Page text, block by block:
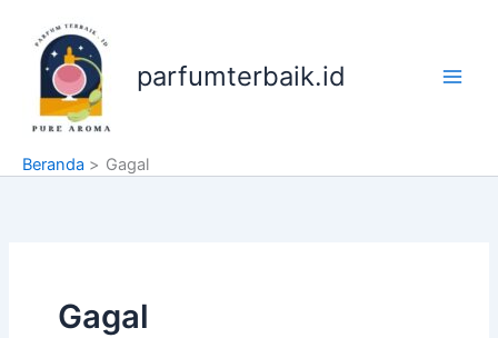
konten
parfumterbaik.id
Beranda Gagal
Gagal